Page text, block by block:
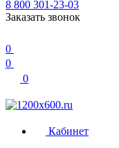
8 800 301-23-03
Заказать звонок
0
0
0
Кабинет